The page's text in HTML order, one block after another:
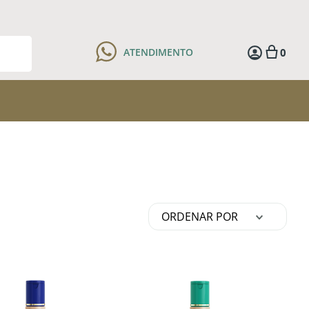
ATENDIMENTO
0
ORDENAR POR